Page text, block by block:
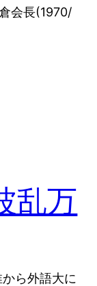
会長(1970/
乱万
ら外語大に